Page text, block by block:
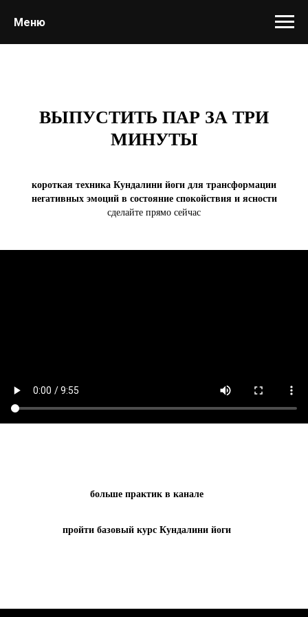
Меню
ВЫПУСТИТЬ ПАР ЗА ТРИ
МИНУТЫ
короткая техника Кундалини йоги для трансформации
негативных эмоций в состояние спокойствия и ясности
сделайте прямо сейчас
больше практик в канале
пройти базовый курс Кундалини йоги